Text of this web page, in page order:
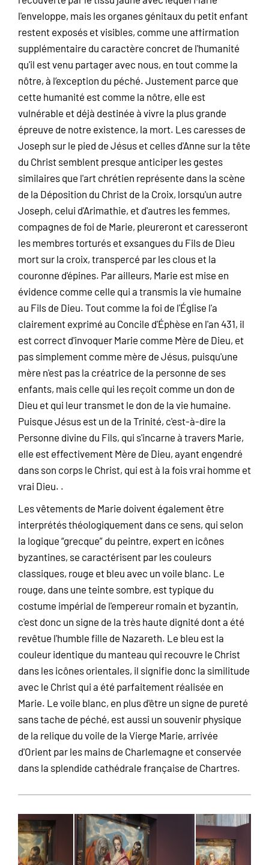
l'enveloppe, mais les organes génitaux du petit enfant
restent exposés et visibles, comme une affirmation
supplémentaire du caractère concret de l'humanité
qu'il est venu partager avec nous, en tout comme la
nôtre, à l’exception du péché. Justement parce que
cette humanité est comme la nôtre, elle est
vulnérable et déjà destinée à vivre la plus grande
épreuve de notre existence, la mort. Les caresses de
Joseph sur le pied de Jésus et celles d'Anne sur la tête
du Christ semblent presque anticiper les gestes
similaires que l'art chrétien représente dans la scène
de la Déposition du Christ de la Croix, lorsqu'un autre
Joseph, celui d'Arimathie, et d'autres les femmes,
compagnes de foi de Marie, pleureront et caresseront
les membres torturés et exsangues du Fils de Dieu
mort sur la croix, transpercé par les clous et la
couronne d'épines. Par ailleurs, Marie est mise en
évidence comme celle qui a transmis la vie humaine
au Fils de Dieu. Tout comme la foi de l'Église l'a
clairement exprimé au Concile d'Éphèse en l'an 431, il
est correct d'invoquer Marie comme Mère de Dieu, et
pas simplement comme mère de Jésus, puisqu'une
mère n'est pas la créatrice de la personne de ses
enfants, mais celle qui les reçoit comme un don de
Dieu et qui leur transmet le don de la vie humaine.
Puisque Jésus est un de la Trinité, c'est-à-dire la
Personne divine du Fils, qui s'incarne à travers Marie,
elle est effectivement Mère de Dieu, ayant engendré
dans son corps le Christ, qui est à la fois vrai homme et
vrai Dieu. .
Les vêtements de Marie doivent également être
interprétés théologiquement dans ce sens, qui selon
la logique “grecque” du peintre, expert en icônes
byzantines, se caractérisent par les couleurs
classiques, rouge et bleu avec un voile blanc. Le
rouge, dans une teinte sombre, est typique du
costume impérial de l'empereur romain et byzantin,
c'est donc un signe de la très haute dignité dont a été
revêtue l'humble fille de Nazareth. Le bleu est la
couleur identique du manteau qui recouvre le Christ
dans les icônes orientales, il signifie donc la similitude
avec le Christ qui a été parfaitement réalisée en
Marie. Le voile blanc, en plus d'être un signe de pureté
sans tache de péché, est aussi un souvenir physique
de la relique du voile de la Vierge Marie, arrivée
d'Orient par les mains de Charlemagne et conservée
dans la splendide cathédrale française de Chartres.